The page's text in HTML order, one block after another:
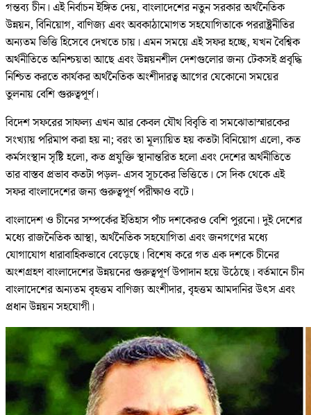
গন্তব্য চীন। এই নির্বাচন ইঙ্গিত দেয়, বাংলাদেশের নতুন সরকার অর্থনৈতিক
উন্নয়ন, বিনিয়োগ, বাণিজ্য এবং অবকাঠামোগত সহযোগিতাকে পররাষ্ট্রনীতির
অন্যতম ভিত্তি হিসেবে দেখতে চায়। এমন সময়ে এই সফর হচ্ছে, যখন বৈশ্বিক
অর্থনীতিতে অনিশ্চয়তা আছে এবং উন্নয়নশীল দেশগুলোর জন্য টেকসই প্রবৃদ্ধি
নিশ্চিত করতে কার্যকর অর্থনৈতিক অংশীদারত্ব আগের যেকোনো সময়ের
তুলনায় বেশি গুরুত্বপূর্ণ।
বিদেশ সফরের সাফল্য এখন আর কেবল যৌথ বিবৃতি বা সমঝোতাস্মারকের
সংখ্যায় পরিমাপ করা হয় না; বরং তা মূল্যায়িত হয় কতটা বিনিয়োগ এলো, কত
কর্মসংস্থান সৃষ্টি হলো, কত প্রযুক্তি স্থানান্তরিত হলো এবং দেশের অর্থনীতিতে
তার বাস্তব প্রভাব কতটা পড়ল- এসব সূচকের ভিত্তিতে। সে দিক থেকে এই
সফর বাংলাদেশের জন্য গুরুত্বপূর্ণ পরীক্ষাও বটে।
বাংলাদেশ ও চীনের সম্পর্কের ইতিহাস পাঁচ দশকেরও বেশি পুরনো। দুই দেশের
মধ্যে রাজনৈতিক আস্থা, অর্থনৈতিক সহযোগিতা এবং জনগণের মধ্যে
যোগাযোগ ধারাবাহিকভাবে বেড়েছে। বিশেষ করে গত এক দশকে চীনের
অংশগ্রহণ বাংলাদেশের উন্নয়নের গুরুত্বপূর্ণ উপাদান হয়ে উঠেছে। বর্তমানে চীন
বাংলাদেশের অন্যতম বৃহত্তম বাণিজ্য অংশীদার, বৃহত্তম আমদানির উৎস এবং
প্রধান উন্নয়ন সহযোগী।